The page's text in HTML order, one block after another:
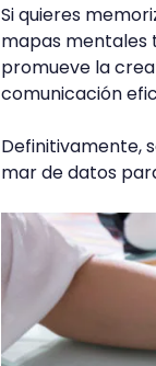
Si quieres
mapas mentales
promueve la
comunicación
Definitivamente,
mar de datos